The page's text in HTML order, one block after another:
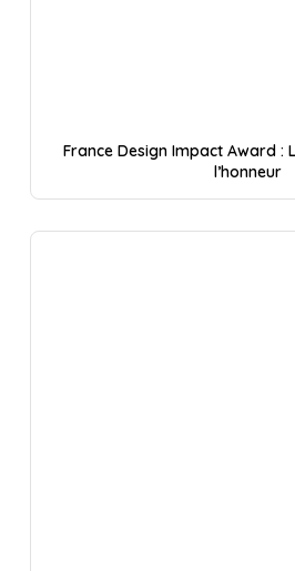
France Design Impact Award :
l’honneur